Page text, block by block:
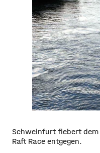
Schweinfurt fiebert dem
Raft Race entgegen.